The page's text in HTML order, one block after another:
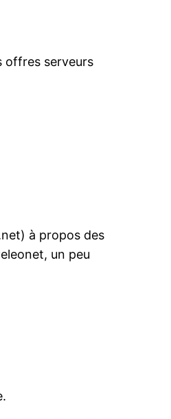
offres serveurs
à propos des
un peu